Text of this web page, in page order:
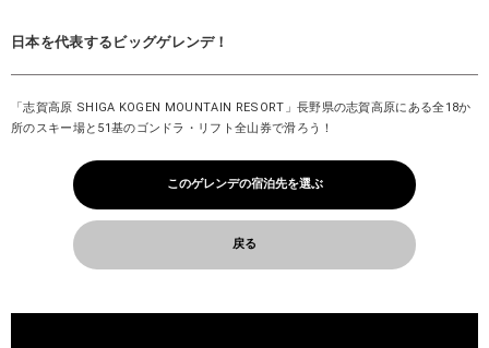
日本を代表するビッグゲレンデ！
「志賀高原 SHIGA KOGEN MOUNTAIN RESORT」長野県の志賀高原にある全18か
所のスキー場と51基のゴンドラ・リフト全山券で滑ろう！
このゲレンデの宿泊先を選ぶ
戻る